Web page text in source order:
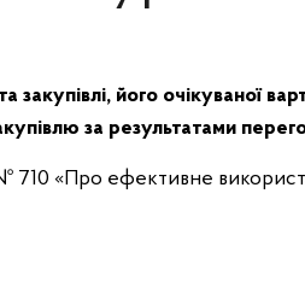
його очікуваної
за результатами
710 «Про ефективне